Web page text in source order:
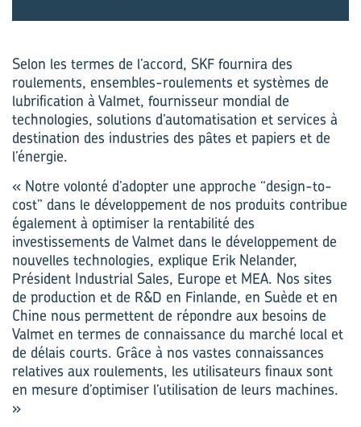
Selon les termes de l’accord, SKF fournira des
roulements, ensembles-roulements et systèmes de
lubrification à Valmet, fournisseur mondial de
technologies, solutions d’automatisation et services à
destination des industries des pâtes et papiers et de
l’énergie.
« Notre volonté d’adopter une approche “design-to-
cost” dans le développement de nos produits contribue
également à optimiser la rentabilité des
investissements de Valmet dans le développement de
nouvelles technologies, explique Erik Nelander,
Président Industrial Sales, Europe et MEA. Nos sites
de production et de R&D en Finlande, en Suède et en
Chine nous permettent de répondre aux besoins de
Valmet en termes de connaissance du marché local et
de délais courts. Grâce à nos vastes connaissances
relatives aux roulements, les utilisateurs finaux sont
en mesure d’optimiser l’utilisation de leurs machines.
»